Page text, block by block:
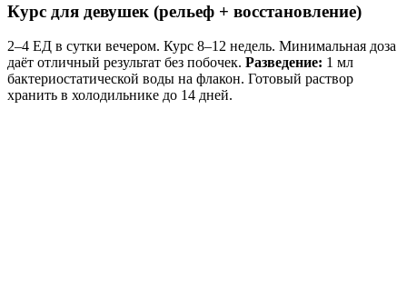
Курс для девушек (рельеф + восстановление)
2–4 ЕД в сутки вечером. Курс 8–12 недель. Минимальная доза
даёт отличный результат без побочек. Разведение: 1 мл
бактериостатической воды на флакон. Готовый раствор
хранить в холодильнике до 14 дней.